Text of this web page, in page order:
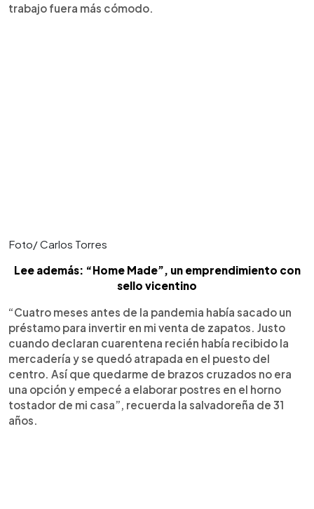
trabajo fuera más cómodo.
Foto/ Carlos Torres
Lee además: “Home Made”, un emprendimiento con
sello vicentino
“Cuatro meses antes de la pandemia había sacado un
préstamo para invertir en mi venta de zapatos. Justo
cuando declaran cuarentena recién había recibido la
mercadería y se quedó atrapada en el puesto del
centro. Así que quedarme de brazos cruzados no era
una opción y empecé a elaborar postres en el horno
tostador de mi casa”, recuerda la salvadoreña de 31
años.